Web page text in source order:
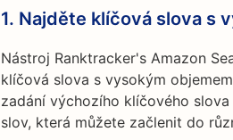
1. Najděte klíčová slova s
Nástroj Ranktracker's Amazon
klíčová slova s vysokým
zadání výchozího klíčového
slov, která můžete začlenit do